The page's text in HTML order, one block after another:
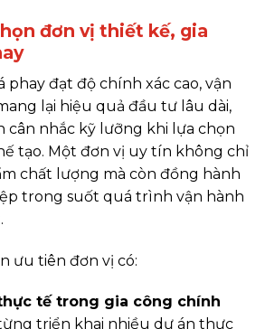
đơn vị thiết kế, gia
phay đạt độ chính xác cao, vận
lại hiệu quả đầu tư lâu dài,
cân nhắc kỹ lưỡng khi lựa chọn
tạo. Một đơn vị uy tín không chỉ
chất lượng mà còn đồng hành
trong suốt quá trình vận hành
ưu tiên đơn vị có:
tế trong gia công chính
triển khai nhiều dự án thực